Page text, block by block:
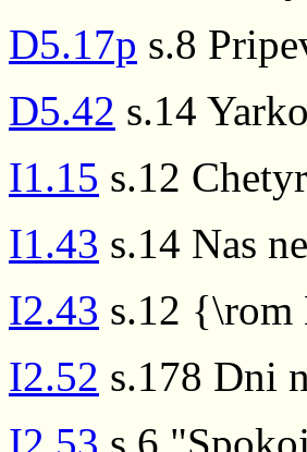
D5.17p s.8
D5.42 s.14
I1.15 s.12
I1.43 s.14 Nas
I2.43 s.12
I2.52 s.178 Dni
I2.53 s.6